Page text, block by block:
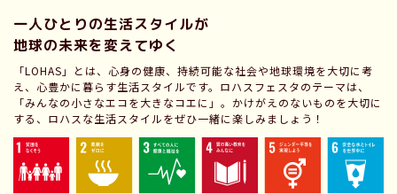
一人ひとりの生活スタイルが
地球の未来を変えてゆく
「LOHAS」とは、心身の健康、持続可能な社会や地球環境を大切に考
え、心豊かに暮らす生活スタイルです。ロハスフェスタのテーマは、
「みんなの小さなエコを大きなコエに」。かけがえのないものを大切に
する、ロハスな生活スタイルをぜひ一緒に楽しみましょう！